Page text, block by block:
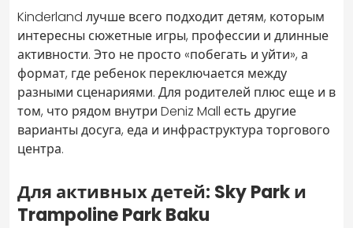
Kinderland лучше всего подходит детям, которым
интересны сюжетные игры, профессии и длинные
активности. Это не просто «побегать и уйти», а
формат, где ребенок переключается между
разными сценариями. Для родителей плюс еще и в
том, что рядом внутри Deniz Mall есть другие
варианты досуга, еда и инфраструктура торгового
центра.
Для активных детей: Sky Park и
Trampoline Park Baku